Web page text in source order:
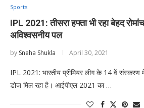
Sports
IPL 2021: तीसरा हफ्ता भी रहा बेहद
अविश्वसनीय पल
by Sneha Shukla April 30, 2021
IPL 2021: भारतीय प्रीमियर लीग के 14 वें संस्करण
डोज मिल रहा है। आईपीएल 2021 का …